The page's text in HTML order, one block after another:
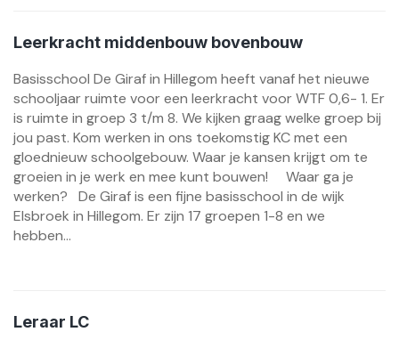
Leerkracht middenbouw bovenbouw
Basisschool De Giraf in Hillegom heeft vanaf het nieuwe
schooljaar ruimte voor een leerkracht voor WTF 0,6- 1. Er
is ruimte in groep 3 t/m 8. We kijken graag welke groep bij
jou past. Kom werken in ons toekomstig KC met een
gloednieuw schoolgebouw. Waar je kansen krijgt om te
groeien in je werk en mee kunt bouwen! Waar ga je
werken? De Giraf is een fijne basisschool in de wijk
Elsbroek in Hillegom. Er zijn 17 groepen 1-8 en we
hebben...
Leraar LC